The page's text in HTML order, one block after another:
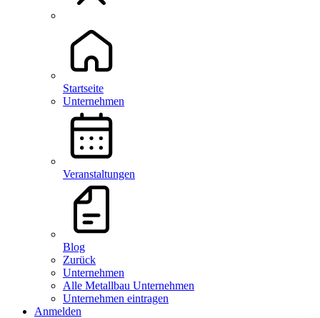
Startseite
Unternehmen
Veranstaltungen
Blog
Zurück
Unternehmen
Alle Metallbau Unternehmen
Unternehmen eintragen
Anmelden